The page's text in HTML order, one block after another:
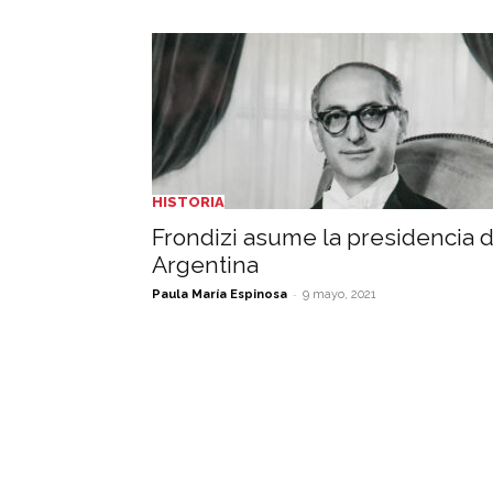
HISTORIA
Frondizi asume la presidencia
Argentina
Paula María Espinosa - 9 mayo, 2021